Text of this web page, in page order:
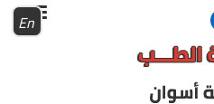
En